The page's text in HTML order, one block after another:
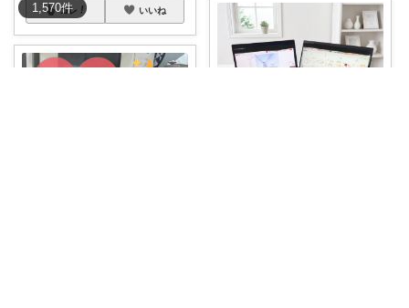
1,570件
コレ いいね